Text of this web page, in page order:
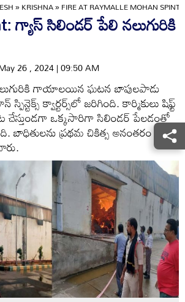
»KRISHNA»FIRE AT RAYMALLE MOHAN
గ్యాస్ సిలిండర్ పేలి నలుగురికి
26 , 2024 | 09:50 AM
గాయాలయిన ఘటన బాపులపాడు
క్వార్టర్స్‌లో జరిగింది. కార్మికులు షిఫ్ట్
చేస్తుండగా ఒక్కసారిగా సిలిండర్ పేలడంతో
బాధితులను ప్రథమ చికిత్స అనంతరం